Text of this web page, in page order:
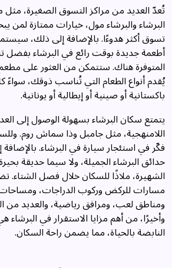
تُعدّ العديد من مراكز التسوق الصغيرة،
البرشاء والبرشاء مول، خيارات ممتازة لمن
تسوق أكثر هدوءًا. بالإضافة إلى ذلك،
أطعمة جديدة بوقت رائع في البرشاء بفضل
المتوفرة هناك. ستتمكن من العثور على
يُقدم أنواع الطعام التي تُناسب ذوقك، سواءً
باكستانية أو صينية أو إيطالية أو يونانية.
يتمتع سكان البرشاء بسهولة الوصول إلى
اللامنهجية، مثل جامبل وذا سماش روم.
فكّر في استئجار سيارة في البرشاء.
حدائق البرشاء الجميلة، ولا سيما حديقة
الشهيرة، ملاذًا للسكان خلال فصل الشتاء.
مسارات للركض وركوب الدراجات،
ومناطق لعب، ومرافق رياضية، والعديد من
وأخيرًا، من أهم مزايا الاستقرار في البرشاء
النابضة بالحياة، مما يضمن راحة السكان.